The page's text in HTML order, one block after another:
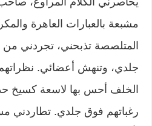
مشبعة بالعبارات العاهرة
المتلصصة تذبحني، تجردني
جلدي، وتنهش أعضائي.
الخلف أحس بها لاسعة كسيخ
رغباتهم فوق جلدي. تطاردني